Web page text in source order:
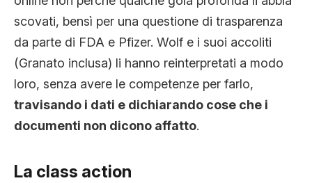
scovati, bensì per una questione di trasparenza
da parte di FDA e Pfizer. Wolf e i suoi accoliti
(Granato inclusa) li hanno reinterpretati a modo
loro, senza avere le competenze per farlo,
travisando i dati e dichiarando cose che i
documenti non dicono affatto.
La class action